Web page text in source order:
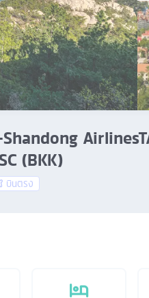
(BKK)
บินตรง